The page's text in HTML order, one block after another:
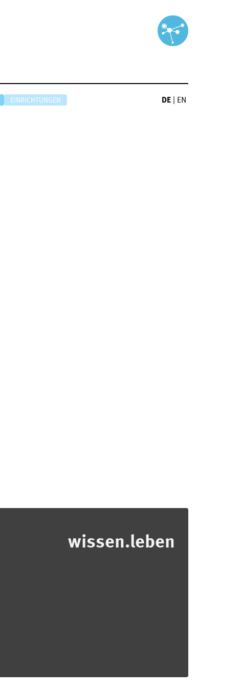
EINRICHTUNGEN DE EN
wissen.leben